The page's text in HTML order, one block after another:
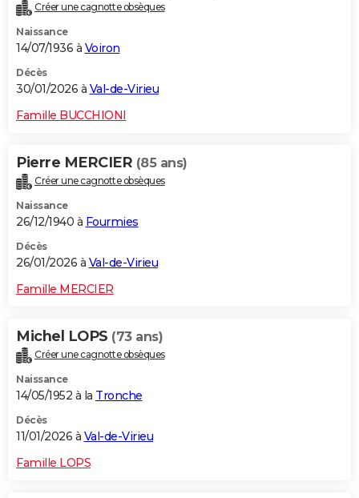
Créer une cagnotte obsèques
Naissance
14/07/1936 à Voiron
Décès
30/01/2026 à Val-de-Virieu
Famille BUCCHIONI
Pierre MERCIER (85 ans)
Créer une cagnotte obsèques
Naissance
26/12/1940 à Fourmies
Décès
26/01/2026 à Val-de-Virieu
Famille MERCIER
Michel LOPS (73 ans)
Créer une cagnotte obsèques
Naissance
14/05/1952 à la Tronche
Décès
11/01/2026 à Val-de-Virieu
Famille LOPS